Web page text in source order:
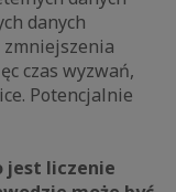
danych
zmniejszenia
czas wyzwań,
Potencjalnie
jest liczenie